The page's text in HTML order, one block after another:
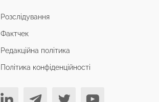
Розслідування
Фактчек
Редакційна політика
Політика конфіденційності